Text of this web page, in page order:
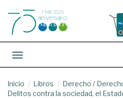
Toggle navigation
Inicio Libros Derecho /
Delitos contra la sociedad, el